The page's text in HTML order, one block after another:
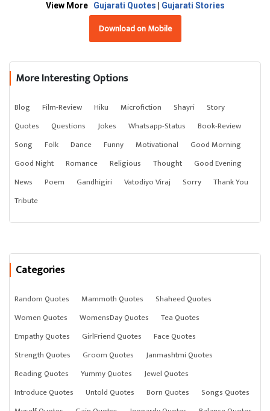
View More Gujarati Quotes Gujarati Stories
Download on Mobile
More Interesting Options
Blog Film-Review Hiku Microfiction Shayri
Story
Quotes
Questions Jokes Whatsapp-Status
Book-Review
Song
Folk Dance Funny Motivational
Good Morning
Good Night
Romance Religious Thought
Good Evening
News
Poem Gandhigiri Vatodiyo Viraj Sorry
Thank You
Tribute
Categories
Random Quotes Mammoth Quotes
Shaheed Quotes
Women Quotes
WomensDay Quotes
Tea Quotes
Empathy Quotes
GirlFriend Quotes
Face Quotes
Strength Quotes
Groom Quotes
Janmashtmi Quotes
Reading Quotes
Yummy Quotes
Jewel Quotes
Introduce Quotes
Untold Quotes Born Quotes
Songs Quotes